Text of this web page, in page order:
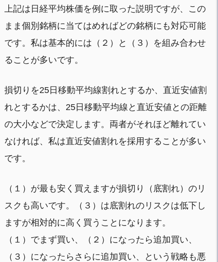
上記は日経平均株価を例に取った説明ですが、この
まま個別銘柄に当てはめればどの銘柄にも対応可能
です。私は基本的には（２）と（３）を組み合わせ
ることが多いです。
損切りを25日移動平均線割れとするか、直近安値割
れとするかは、25日移動平均線と直近安値との距離
の大小などで決定します。両者がそれほど離れてい
なければ、私は直近安値割れを採用することが多い
です。
（１）が最も安く買えますが損切り（底割れ）のリ
スクも高いです。（３）は底割れのリスクは低下し
ますが相対的に高く買うことになります。
（１）でまず買い、（２）になったら追加買い、
（３）になったらさらに追加買い、という戦略も悪